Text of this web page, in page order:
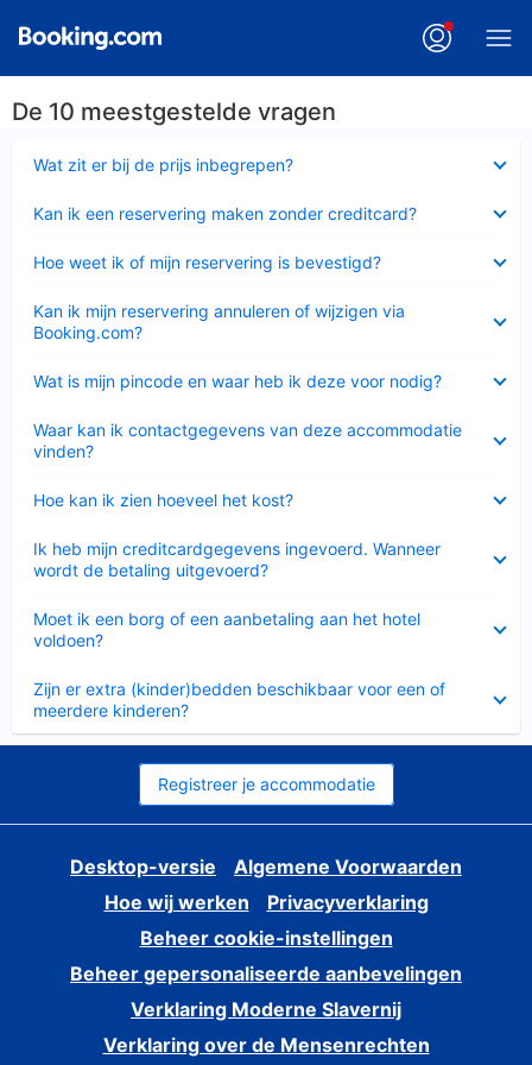
De 10 meestgestelde vragen
Wat zit er bij de prijs inbegrepen?
Kan ik een reservering maken zonder creditcard?
Hoe weet ik of mijn reservering is bevestigd?
Kan ik mijn reservering annuleren of wijzigen via
Booking.com?
Wat is mijn pincode en waar heb ik deze voor nodig?
Waar kan ik contactgegevens van deze accommodatie
vinden?
Hoe kan ik zien hoeveel het kost?
Ik heb mijn creditcardgegevens ingevoerd. Wanneer
wordt de betaling uitgevoerd?
Moet ik een borg of een aanbetaling aan het hotel
voldoen?
Zijn er extra (kinder)bedden beschikbaar voor een of
meerdere kinderen?
Registreer je accommodatie
Desktop-versie
Algemene Voorwaarden
Hoe wij werken
Privacyverklaring
Beheer cookie-instellingen
Beheer gepersonaliseerde aanbevelingen
Verklaring Moderne Slavernij
Verklaring over de Mensenrechten